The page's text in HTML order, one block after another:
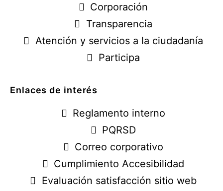
Corporación
Transparencia
Atención y servicios a la ciudadanía
Participa
Enlaces de interés
Reglamento interno
PQRSD
Correo corporativo
Cumplimiento Accesibilidad
Evaluación satisfacción sitio web